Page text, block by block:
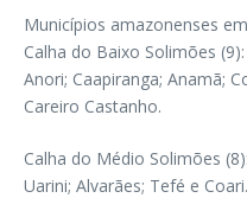
Municípios amazonenses
Calha do Baixo Solimões
Anori; Caapiranga; Anamã;
Careiro Castanho.
Calha do Médio Solimões
Uarini; Alvarães; Tefé e Coari.